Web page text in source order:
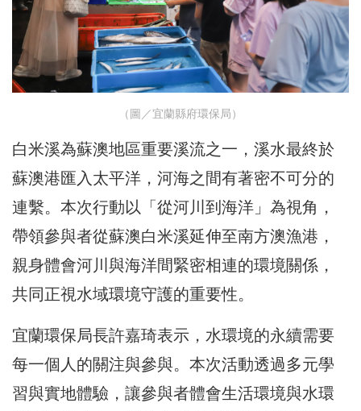
（圖／宜蘭縣府環保局）
白米溪為蘇澳地區重要溪流之一，溪水最終於
蘇澳港匯入太平洋，河海之間有著密不可分的
連繫。本次行動以「從河川到海洋」為視角，
帶領參與者從蘇澳白米溪延伸至南方澳漁港，
親身體會河川與海洋間緊密相連的環境關係，
共同正視水域環境守護的重要性。
宜蘭環保局長許嘉琦表示，水環境的永續需要
每一個人的關注與參與。本次活動透過多元學
習與實地體驗，讓參與者體會生活環境與水環